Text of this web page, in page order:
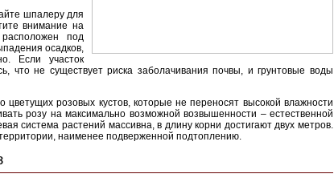
шпалеру для
внимание на
под
осадков,
Если участок
что не существует риска заболачивания почвы, и грунтовые воды
розовых кустов, которые не переносят высокой влажности
розу на максимально возможной возвышенности – естественной
система растений массивна, в длину корни достигают двух метров.
наименее подверженной подтоплению.